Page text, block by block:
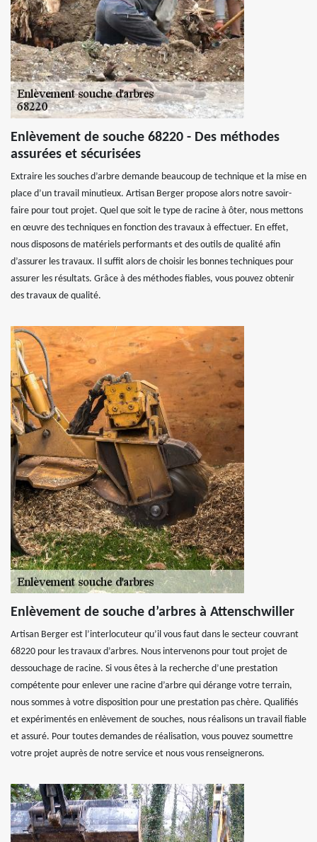
Enlèvement de souche 68220 - Des méthodes
assurées et sécurisées
Extraire les souches d’arbre demande beaucoup de technique et la mise en
place d’un travail minutieux. Artisan Berger propose alors notre savoir-
faire pour tout projet. Quel que soit le type de racine à ôter, nous mettons
en œuvre des techniques en fonction des travaux à effectuer. En effet,
nous disposons de matériels performants et des outils de qualité afin
d’assurer les travaux. Il suffit alors de choisir les bonnes techniques pour
assurer les résultats. Grâce à des méthodes fiables, vous pouvez obtenir
des travaux de qualité.
Enlèvement de souche d’arbres à Attenschwiller
Artisan Berger est l’interlocuteur qu’il vous faut dans le secteur couvrant
68220 pour les travaux d’arbres. Nous intervenons pour tout projet de
dessouchage de racine. Si vous êtes à la recherche d’une prestation
compétente pour enlever une racine d’arbre qui dérange votre terrain,
nous sommes à votre disposition pour une prestation pas chère. Qualifiés
et expérimentés en enlèvement de souches, nous réalisons un travail fiable
et assuré. Pour toutes demandes de réalisation, vous pouvez soumettre
votre projet auprès de notre service et nous vous renseignerons.